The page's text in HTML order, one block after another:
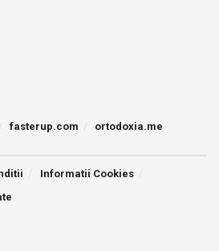
fasterup.com ortodoxia.me
Informatii Cookies